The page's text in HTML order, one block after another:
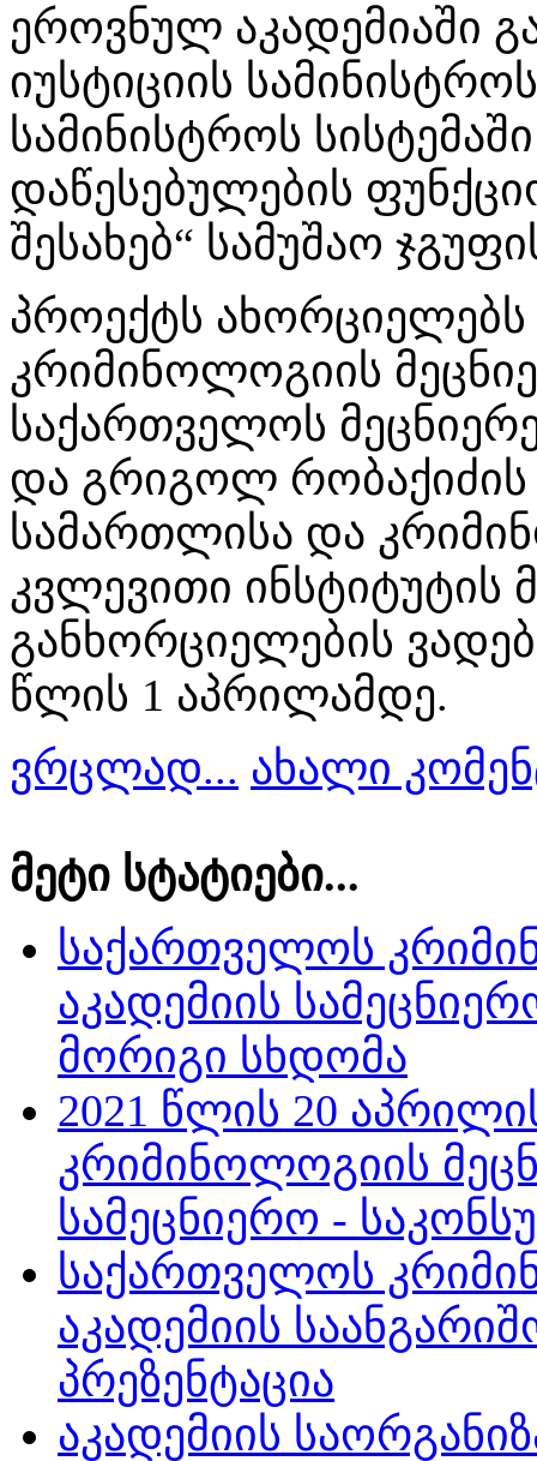
ეროვნულ აკადემიაში
იუსტიციის
სამინისტროს
დაწესებულების
შესახებ“ სამუშაო
პროექტს
კრიმინოლოგიის
საქართველოს
და გრიგოლ რობაქიძის
სამართლისა და
კვლევითი
განხორციელების
წლის 1 აპრილამდე.
ვრცლად... ახალი
მეტი სტატიები...
საქართველოს
აკადემიის
მორიგი სხდომა
2021 წლის 20
კრიმინოლოგიის
სამეცნიერო -
საქართველოს
აკადემიის
პრეზენტაცია
აკადემიის